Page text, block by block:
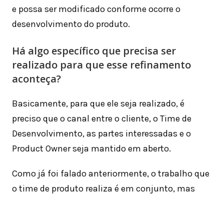
e possa ser modificado conforme ocorre o
desenvolvimento do produto.
Há algo específico que precisa ser
realizado para que esse refinamento
aconteça?
Basicamente, para que ele seja realizado, é
preciso que o canal entre o cliente, o Time de
Desenvolvimento, as partes interessadas e o
Product Owner seja mantido em aberto.
Como já foi falado anteriormente, o trabalho que
o time de produto realiza é em conjunto, mas